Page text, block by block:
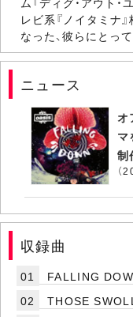
レビ系『ノイタミナ
なった、彼らにとっ
ニュース
オ
マ
制
（
収録曲
01
FALLING
02
THOSE